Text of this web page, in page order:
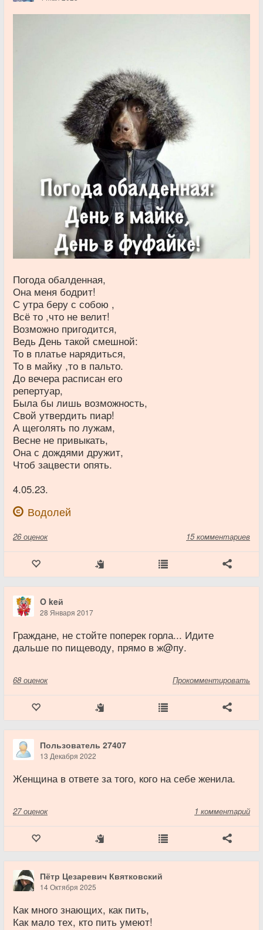
Погода обалденная,
Она меня бодрит!
С утра беру с собою ,
Всё то ,что не велит!
Возможно пригодится,
Ведь День такой смешной:
То в платье нарядиться,
То в майку ,то в пальто.
До вечера расписан его
репертуар,
Была бы лишь возможность,
Свой утвердить пиар!
А щеголять по лужам,
Весне не привыкать,
Она с дождями дружит,
Чтоб зацвести опять.
4.05.23.
Водолей
26 оценок 15 комментариев
O keй
28 Января 2017
Граждане, не стойте поперек горла... Идите
дальше по пищеводу, прямо в ж@пу.
68 оценок Прокомментировать
Пользователь 27407
13 Декабря 2022
Женщина в ответе за того, кого на себе женила.
27 оценок 1 комментарий
Пётр Цезаревич Квятковский
14 Октября 2025
Как много знающих, как пить,
Как мало тех, кто пить умеют!